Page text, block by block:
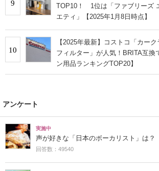
9
TOP10！ 1位は「ファブリーズ
エティ」【2025年1月8日時点】
10
【2025年最新】コストコ「カー
フィルター」が人気！BRITA互換
ン用品ランキングTOP20】
アンケート
実施中
声が好きな「日本のボーカリスト」は？
回答数：49540